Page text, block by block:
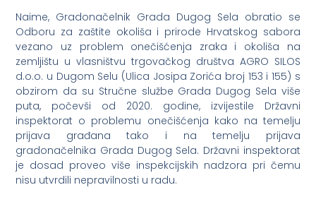
Naime, Gradonačelnik Grada Dugog Sela obratio se
Odboru za zaštite okoliša i prirode Hrvatskog sabora
vezano uz problem onečišćenja zraka i okoliša na
zemljištu u vlasništvu trgovačkog društva AGRO SILOS
d.o.o. u Dugom Selu (Ulica Josipa Zorića broj 153 i 155) s
obzirom da su Stručne službe Grada Dugog Sela više
puta, počevši od 2020. godine, izvijestile Državni
inspektorat o problemu onečišćenja kako na temelju
prijava građana tako i na temelju prijava
gradonačelnika Grada Dugog Sela. Državni inspektorat
je dosad proveo više inspekcijskih nadzora pri čemu
nisu utvrdili nepravilnosti u radu.